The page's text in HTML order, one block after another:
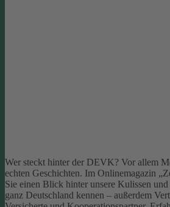
Wer steckt hinter der DEVK? Vor allem
echten Geschichten. Im Onlinemagazin
Sie einen Blick hinter unsere Kulissen
ganz Deutschland kennen – außerdem